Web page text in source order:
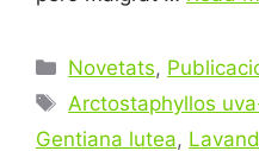
Categories
Novetats,
Tags
Arctostaphyllos
Gentiana lutea,